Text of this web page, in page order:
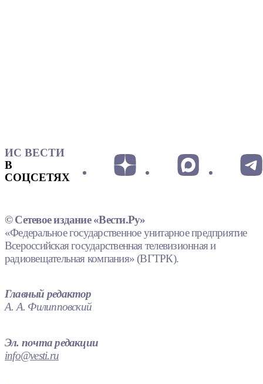
ИС ВЕСТИ
В
СОЦСЕТЯХ
© Сетевое издание «Вести.Ру»
«Федеральное государственное унитарное предприятие
Всероссийская государственная телевизионная и
радиовещательная компания» (ВГТРК).
Главный редактор
А. А. Филипповский
Эл. почта редакции
info@vesti.ru